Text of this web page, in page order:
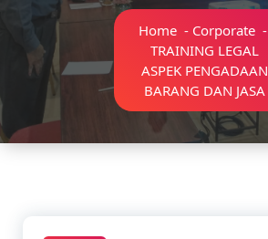
Home- Corporate-
TRAINING LEGAL
ASPEK PENGADAAN
BARANG DAN JASA